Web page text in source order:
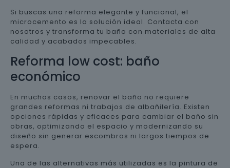
Si buscas una reforma elegante y funcional, el
microcemento es la solución ideal. Contacta con
nosotros y transforma tu baño con materiales de alta
calidad y acabados impecables.
Reforma low cost: baño
económico
En muchos casos, renovar el baño no requiere
grandes reformas ni trabajos de albañilería. Existen
opciones rápidas y eficaces para cambiar el baño sin
obras, optimizando el espacio y modernizando su
diseño sin generar escombros ni largos tiempos de
espera.
Una de las alternativas más utilizadas es la pintura de